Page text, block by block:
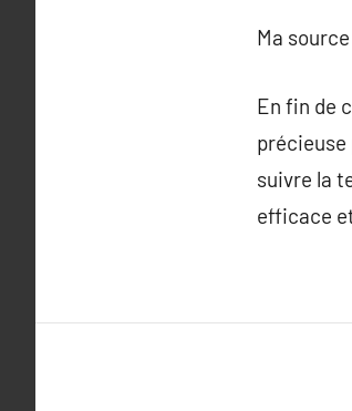
Ma
En fin de
précieuse
suivre la
efficace